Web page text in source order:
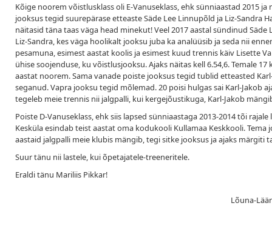
Kõige noorem võistlusklass oli E-Vanuseklass, ehk sünniaastad 2015
jooksus tegid suurepärase etteaste Säde Lee Linnupõld ja Liz-
näitasid täna taas väga head minekut! Veel 2017 aastal sündinud
Liz-Sandra, kes väga hoolikalt jooksu juba ka analüüsib ja seda nii
pesamuna, esimest aastat koolis ja esimest kuud trennis käiv Lisette
ühise soojenduse, ku võistlusjooksu. Ajaks näitas kell 6.54,6. Temale
aastat noorem. Sama vanade poiste jooksus tegid tublid etteasted
seganud. Vapra jooksu tegid mõlemad. 20 poisi hulgas sai Karl-Jakob
tegeleb meie trennis nii jalgpalli, kui kergejõustikuga, Karl-Jakob
Poiste D-Vanuseklass, ehk siis lapsed sünniaastaga 2013-2014 tõi
Kesküla esindab teist aastat oma kodukooli Kullamaa Keskkooli.
aastaid jalgpalli meie klubis mängib, tegi sitke jooksus ja ajaks märgiti
Suur tänu nii lastele, kui õpetajatele-treeneritele.
Eraldi tänu Mariliis Pikkar!
Lõuna-